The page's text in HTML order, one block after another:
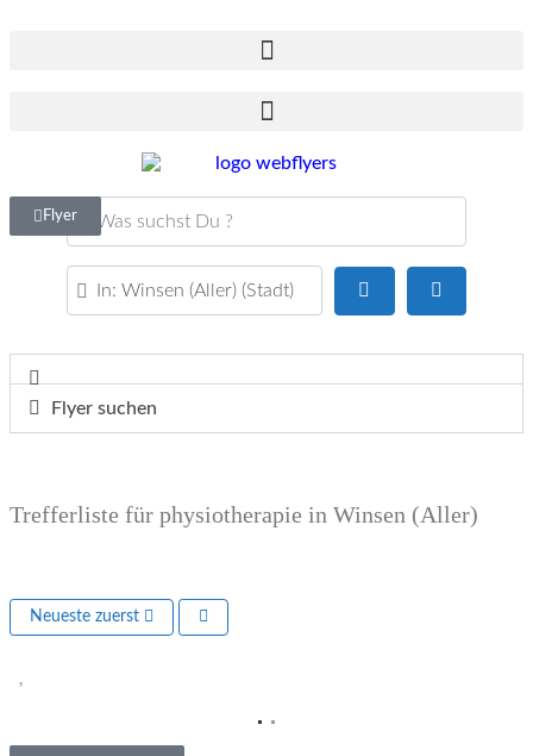
Flyer
PLZ oder Ort
Flyer suchen
Trefferliste für physiotherapie in Winsen (Aller)
Neueste zuerst